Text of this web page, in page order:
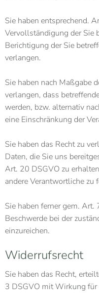
Sie haben entsprechend.
Vervollständigung der Sie
Berichtigung der Sie
verlangen.
Sie haben nach Maßgabe
verlangen, dass
werden, bzw. alternativ
eine Einschränkung der
Sie haben das Recht zu
Daten, die Sie uns
Art. 20 DSGVO zu
andere Verantwortliche zu
Sie haben ferner gem. Art.
Beschwerde bei der
einzureichen.
Widerrufsrecht
Sie haben das Recht,
3 DSGVO mit Wirkung